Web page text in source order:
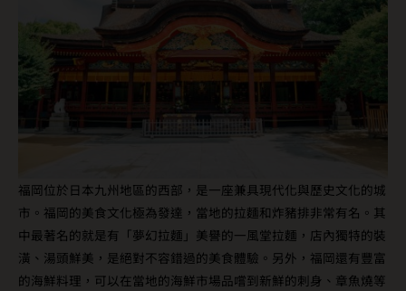
福岡位於日本九州地區的西部，是一座兼具現代化與歷史文化的城
市。福岡的美食文化極為發達，當地的拉麵和炸豬排非常有名。其
中最著名的就是有「夢幻拉麵」美譽的一風堂拉麵，店內獨特的裝
潢、湯頭鮮美，是絕對不容錯過的美食體驗。另外，福岡還有豐富
的海鮮料理，可以在當地的海鮮市場品嚐到新鮮的刺身、章魚燒等